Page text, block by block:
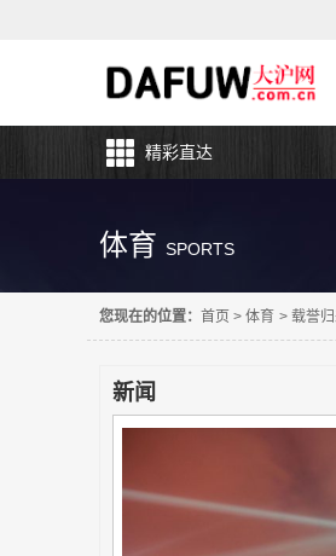
精彩直达
体育 SPORTS
您现在的位置： 首页 > 体育 > 载誉
新闻